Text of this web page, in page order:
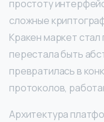
простоту
сложные
Кракен маркет
перестала быть
превратилась в
протоколов,
Архитектура